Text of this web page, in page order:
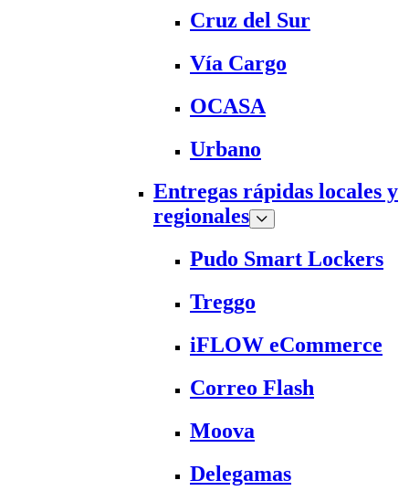
Cruz del Sur
Vía Cargo
OCASA
Urbano
Entregas rápidas locales y
regionales
Pudo Smart Lockers
Treggo
iFLOW eCommerce
Correo Flash
Moova
Delegamas